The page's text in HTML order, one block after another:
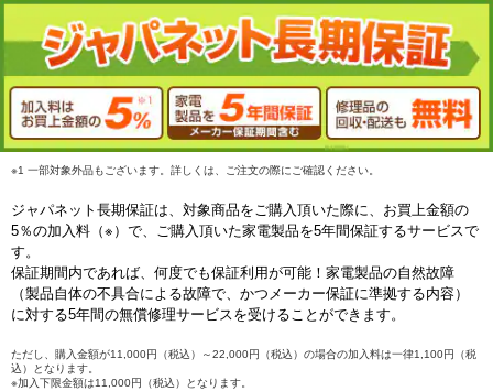
※1 一部対象外品もございます。詳しくは、ご注文の際にご確認ください。
ジャパネット長期保証は、対象商品をご購入頂いた際に、お買上金額の
5％の加入料（※）で、ご購入頂いた家電製品を5年間保証するサービスで
す。
保証期間内であれば、何度でも保証利用が可能！家電製品の自然故障
（製品自体の不具合による故障で、かつメーカー保証に準拠する内容）
に対する5年間の無償修理サービスを受けることができます。
ただし、購入金額が11,000円（税込）～22,000円（税込）の場合の加入料は一律1,100円（税
込）となります。
※加入下限金額は11,000円（税込）となります。